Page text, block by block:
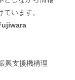
います。
興支援機構理